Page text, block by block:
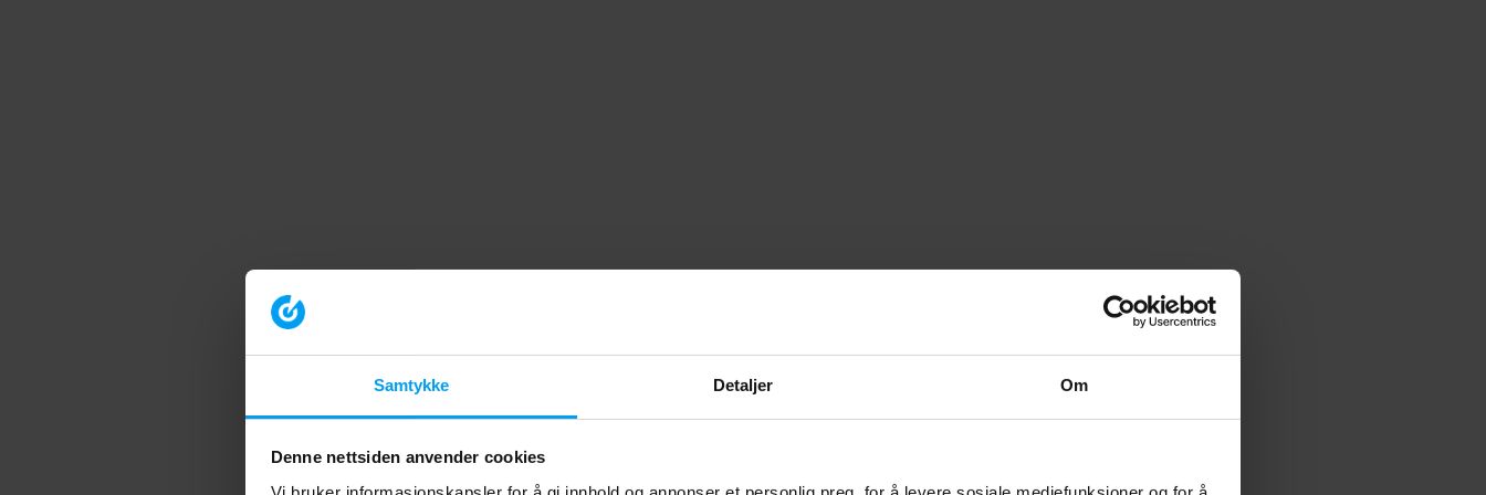
Samtykke Detaljer Om
Denne nettsiden anvender cookies